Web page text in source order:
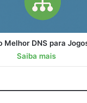
Melhor DNS para
Saiba mais